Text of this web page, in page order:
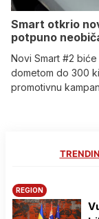
Smart otkrio
potpuno
Novi Smart #2
dometom do 300
promotivnu
REGION